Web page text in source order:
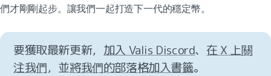
們才剛剛起步。讓我們一起打造下一代的穩定幣。
要獲取最新更新， 加入 Valis Discord、 在 X 上關
注我們，並將我們的部落格加入書籤。